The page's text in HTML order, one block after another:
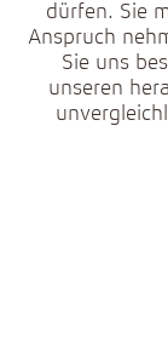
dürfen. Sie
Anspruch
Sie uns
unseren